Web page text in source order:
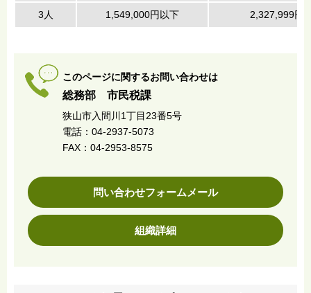
3人 1,549,000円以下 2,327,999円
このページに関するお問い合わせは
総務部 市民税課
狭山市入間川1丁目23番5号
電話：04-2937-5073
FAX：04-2953-8575
問い合わせフォームメール
組織詳細